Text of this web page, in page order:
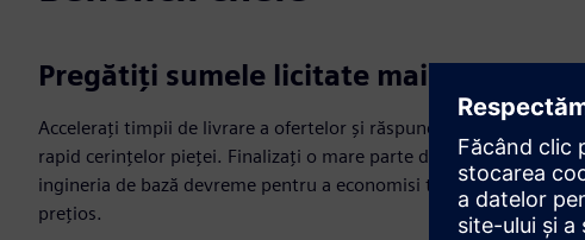
Pregătiți sumele licitate mai rapid
Accelerați timpii de livrare a ofertelor și răspundeți mai
rapid cerințelor pieței. Finalizați o mare parte din
ingineria de bază devreme pentru a economisi timp
prețios.